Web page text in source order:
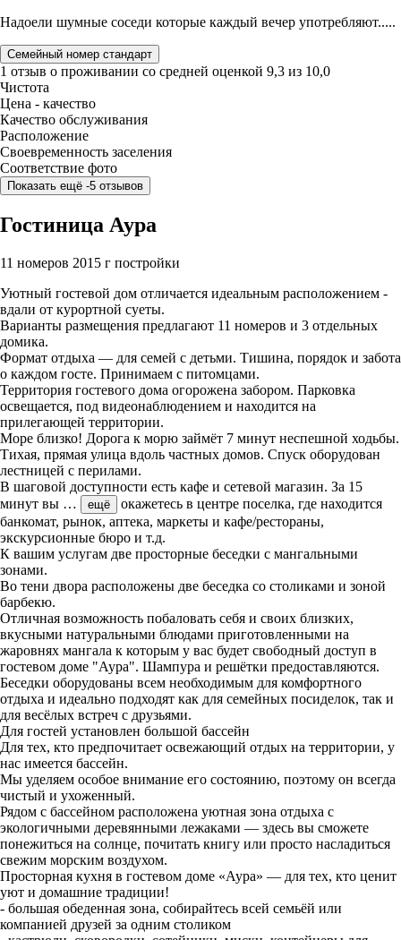
Надоели шумные соседи которые каждый вечер употребляют.....
Семейный номер стандарт
1 отзыв о проживании со средней оценкой 9,3 из 10,0
Чистота
Цена - качество
Качество обслуживания
Расположение
Своевременность заселения
Соответствие фото
Показать ещё -5 отзывов
Гостиница Аура
11 номеров 2015 г постройки
Уютный гостевой дом отличается идеальным расположением -
вдали от курортной суеты.
Варианты размещения предлагают 11 номеров и 3 отдельных
домика.
Формат отдыха — для семей с детьми. Тишина, порядок и забота
о каждом госте. Принимаем с питомцами.
Территория гостевого дома огорожена забором. Парковка
освещается, под видеонаблюдением и находится на
прилегающей территории.
Море близко! Дорога к морю займёт 7 минут неспешной ходьбы.
Тихая, прямая улица вдоль частных домов. Спуск оборудован
лестницей с перилами.
В шаговой доступности есть кафе и сетевой магазин. За 15
минут вы … ещё
окажетесь в центре поселка, где находится
банкомат, рынок, аптека, маркеты и кафе/рестораны,
экскурсионные бюро и т.д.
К вашим услугам две просторные беседки с мангальными
зонами.
Во тени двора расположены две беседка со столиками и зоной
барбекю.
Отличная возможность побаловать себя и своих близких,
вкусными натуральными блюдами приготовленными на
жаровнях мангала к которым у вас будет свободный доступ в
гостевом доме "Аура". Шампура и решётки предоставляются.
Беседки оборудованы всем необходимым для комфортного
отдыха и идеально подходят как для семейных посиделок, так и
для весёлых встреч с друзьями.
Для гостей установлен большой бассейн
Для тех, кто предпочитает освежающий отдых на территории, у
нас имеется бассейн.
Мы уделяем особое внимание его состоянию, поэтому он всегда
чистый и ухоженный.
Рядом с бассейном расположена уютная зона отдыха с
экологичными деревянными лежаками — здесь вы сможете
понежиться на солнце, почитать книгу или просто насладиться
свежим морским воздухом.
Просторная кухня в гостевом доме «Аура» — для тех, кто ценит
уют и домашние традиции!
- большая обеденная зона, собирайтесь всей семьёй или
компанией друзей за одним столиком